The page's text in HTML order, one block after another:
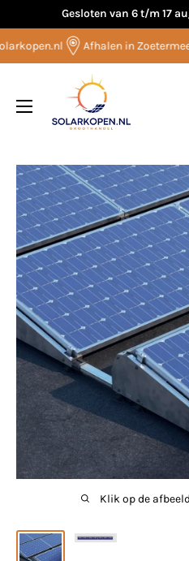
inhoud
Gesloten van 6 t/m 17
Afhalen in Zoetermeer
Solarkopen.nl
Klik op de